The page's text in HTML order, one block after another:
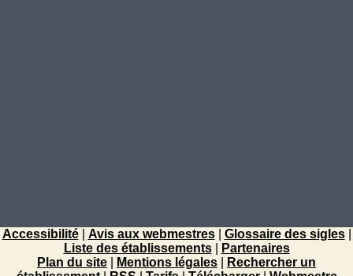
Accessibilité| Avis aux webmestres| Glossaire des sigles|
Liste des établissements|
Partenaires
Plan du site
Mentions légales
Rechercher un